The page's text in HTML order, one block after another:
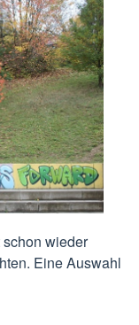
wieder
Eine Auswahl